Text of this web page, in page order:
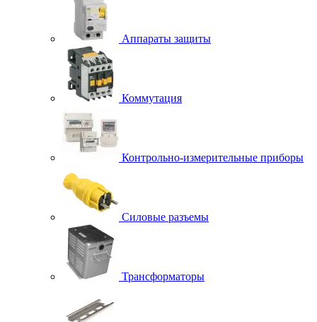
Аппараты защиты
Коммутация
Контрольно-измерительные приборы
Силовые разъемы
Трансформаторы